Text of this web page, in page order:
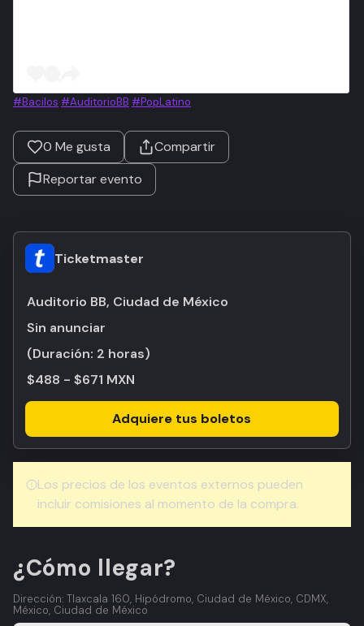
#Bacilos #AuditorioBB #PopLatino
0 Me gusta
Compartir
Reportar evento
Ticketmaster
Auditorio BB, Ciudad de México
Sin anunciar
(Duración: 2 horas)
$488 - $671 MXN
Adquiere tus boletos
Los precios de los eventos externos pueden
incluir comisiones al momento de la compra.
¿Cómo llegar?
Dirección: Tlaxcala 160, Hipódromo, Ciudad de México, CDMX,
México, Ciudad de México